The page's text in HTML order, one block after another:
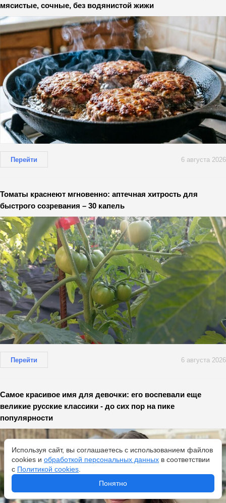
мясистые, сочные, без водянистой жижи
Перейти 6 августа 2026
Томаты краснеют мгновенно: аптечная хитрость для
быстрого созревания – 30 капель
Перейти 6 августа 2026
Самое красивое имя для девочки: его воспевали еще
великие русские классики - до сих пор на пике
популярности
Используя сайт, вы соглашаетесь с использованием файлов
cookies и обработкой персональных данных в соответствии
с Политикой cookies
Понятно